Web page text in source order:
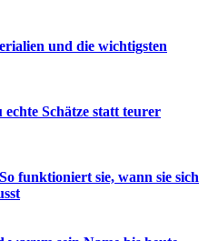
und die wichtigsten
Schätze statt teurer
funktioniert sie, wann sie sich